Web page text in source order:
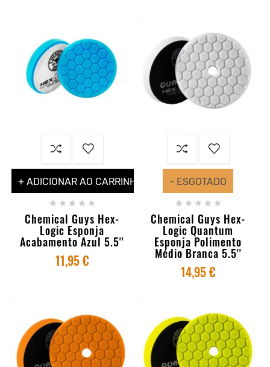
+ ADICIONAR AO CARRINHO
    
Chemical Guys Hex-
Logic Esponja
Acabamento Azul 5.5''
11,95 €
- ESGOTADO
    
Chemical Guys Hex-
Logic Quantum
Esponja Polimento
Médio Branca 5.5''
14,95 €